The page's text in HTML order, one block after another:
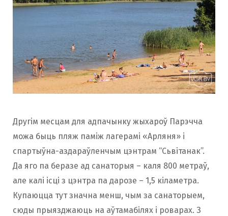
Другім месцам для адпачынку жыхароў Парэчча
можа быць пляж паміж лагерамі «Арляня» і
спартыўна-аздараўленчым цэнтрам “Сьвітанак”.
Да яго па беразе ад санаторыя – каля 800 метраў,
але калі ісці з цэнтра па дарозе – 1,5 кіламетра.
Купаюцца тут значна менш, чым за санаторыем,
сюды прыязджаюць на аўтамабілях і роварах. З